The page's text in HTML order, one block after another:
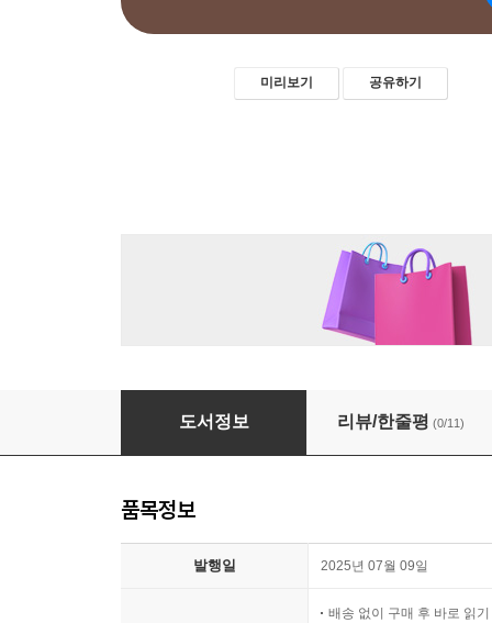
미리보기 공유하기
나는 청각 장애를 가진 심리 상담사
도서정보 리뷰/한줄평 (0/11)
품목정보
발행일 2025년 07월 09일
배송 없이 구매 후 바로 읽기